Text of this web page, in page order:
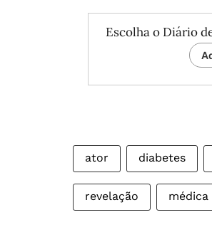
Escolha o Diário
ator diabetes
revelação médica